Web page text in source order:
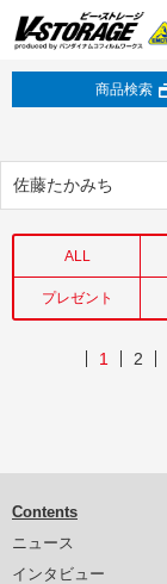
商品検索
佐藤たかみち
ALL
プレゼント
1 2
Contents
ニュース
インタビュー